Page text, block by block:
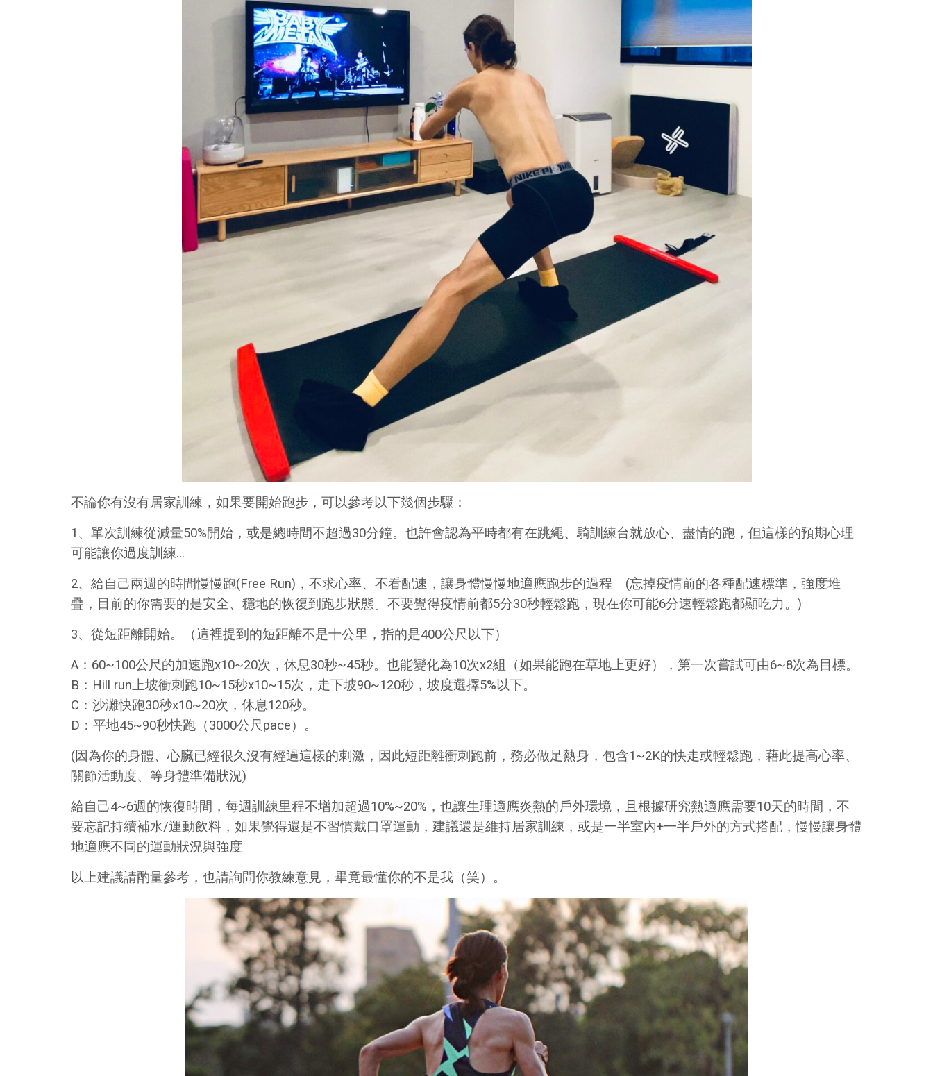
不論你有沒有居家訓練，如果要開始跑步，可以參考以下幾個步驟：
1、單次訓練從減量50%開始，或是總時間不超過30分鐘。也許會認為平時都有在跳繩、騎訓練台就放心、盡情的跑，但這樣的預期心理
可能讓你過度訓練…
2、給自己兩週的時間慢慢跑(Free Run)，不求心率、不看配速，讓身體慢慢地適應跑步的過程。(忘掉疫情前的各種配速標準，強度堆
疊，目前的你需要的是安全、穩地的恢復到跑步狀態。不要覺得疫情前都5分30秒輕鬆跑，現在你可能6分速輕鬆跑都顯吃力。)
3、從短距離開始。（這裡提到的短距離不是十公里，指的是400公尺以下）
A：60~100公尺的加速跑x10~20次，休息30秒~45秒。也能變化為10次x2組（如果能跑在草地上更好），第一次嘗試可由6~8次為目標。
B：Hill run上坡衝刺跑10~15秒x10~15次，走下坡90~120秒，坡度選擇5%以下。
C：沙灘快跑30秒x10~20次，休息120秒。
D：平地45~90秒快跑（3000公尺pace）。
(因為你的身體、心臟已經很久沒有經過這樣的刺激，因此短距離衝刺跑前，務必做足熱身，包含1~2K的快走或輕鬆跑，藉此提高心率、
關節活動度、等身體準備狀況)
給自己4~6週的恢復時間，每週訓練里程不增加超過10%~20%，也讓生理適應炎熱的戶外環境，且根據研究熱適應需要10天的時間，不
要忘記持續補水/運動飲料，如果覺得還是不習慣戴口罩運動，建議還是維持居家訓練，或是一半室內+一半戶外的方式搭配，慢慢讓身體
地適應不同的運動狀況與強度。
以上建議請酌量參考，也請詢問你教練意見，畢竟最懂你的不是我（笑）。